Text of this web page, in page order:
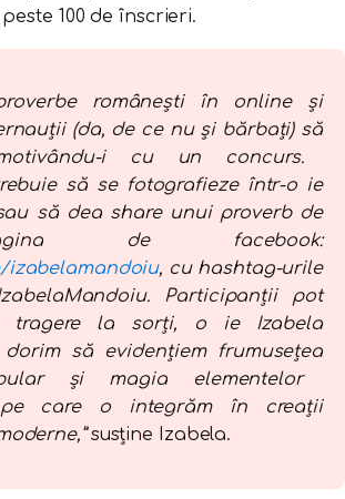
100 de înscrieri.
românești în online și
(da, de ce nu și bărbați)să
i cu un concurs.
săse fotografieze într-o ie
să dea share unui proverb de
de facebook:
izabelamandoiu, cu hashtag-urile
Participanții pot
la sorți, o ie Izabela
dorim să evidențiem
frumusețea
și magia elementelor
care o integrăm în
creații
”susține Izabela.